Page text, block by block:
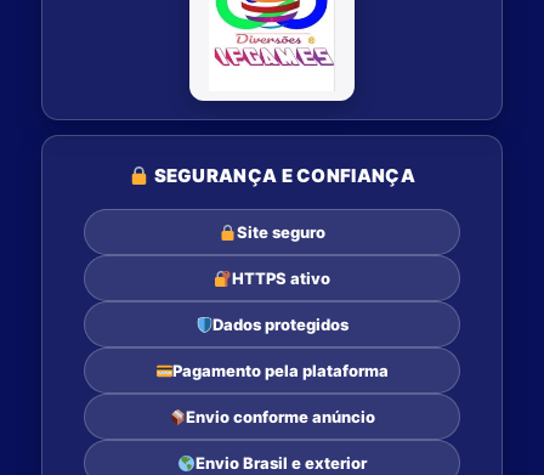
SEGURANÇA E CONFIANÇA
Site seguro
HTTPS ativo
Dados protegidos
Pagamento pela plataforma
Envio conforme anúncio
Envio Brasil e exterior